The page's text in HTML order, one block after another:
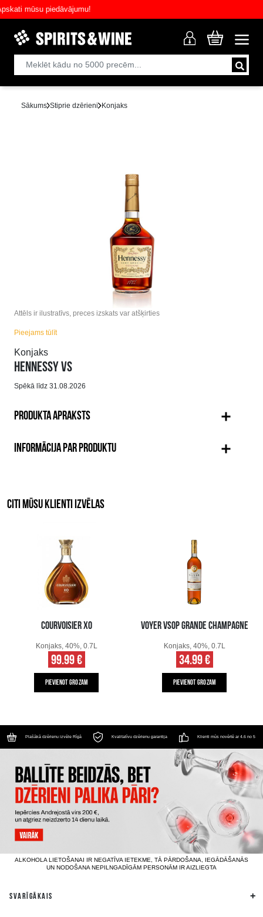
mūsu piedāvājumu!
Sākums Stiprie dzērieni Konjaks
Attēls ir ilustratīvs, preces izskats var atšķirties
Pieejams tūlīt
Konjaks
HENNESSY VS
Spēkā līdz 31.08.2026
PRODUKTA APRAKSTS
INFORMĀCIJA PAR PRODUKTU
CITI MŪSU KLIENTI IZVĒLAS
COURVOISIER XO
Konjaks, 40%, 0.7L
99.99 €
PIEVIENOT GROZAM
VOYER VSOP GRANDE CHAMPAGNE
Konjaks, 40%, 0.7L
34.99 €
PIEVIENOT GROZAM
Plašākā dzērienu izvēle Rīgā Kvalitatīvu dzērienu garantija Klienti mūs novērtē ar 4.6 no 5
ALKOHOLA LIETOŠANAI IR NEGATĪVA IETEKME, TĀ PĀRDOŠANA, IEGĀDĀŠANĀS
UN NODOŠANA NEPILNGADĪGĀM PERSONĀM IR AIZLIEGTA
SVARĪGĀKAIS